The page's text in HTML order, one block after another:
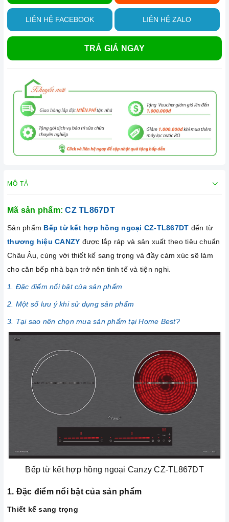
LIÊN HỆ FACEBOOK LIÊN HỆ ZALO
TRẢ GIÁ NGAY
MÔ TẢ
Mã sản phẩm:CZ TL867DT
Sản phẩm Bếp từ kết hợp hồng ngoại CZ-TL867DT đến từ
thương hiệu CANZY được lắp ráp và sản xuất theo tiêu chuẩn
Châu Âu, cùng với thiết kế sang trọng và đầy cảm xúc sẽ làm
cho căn bếp nhà bạn trở nên tinh tế và tiện nghi.
1. Đặc điểm nổi bật của sản phẩm
2. Một số lưu ý khi sử dụng sản phẩm
3. Tại sao nên chọn mua sản phẩm tại Home Best?
Bếp từ kết hợp hồng ngoại Canzy CZ-TL867DT
1. Đặc điểm nổi bật của sản phẩm
Thiết kế sang trọng